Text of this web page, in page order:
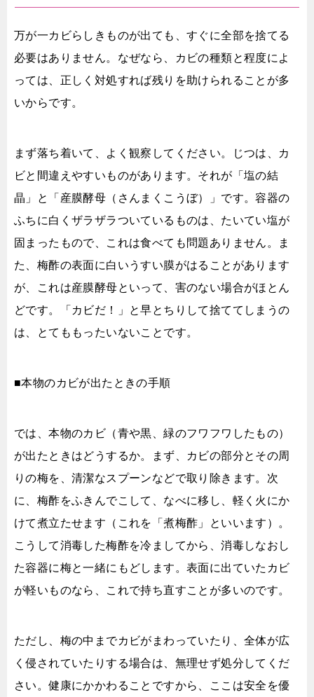
万が一カビらしきものが出ても、すぐに全部を捨てる
必要はありません。なぜなら、カビの種類と程度によ
っては、正しく対処すれば残りを助けられることが多
いからです。
まず落ち着いて、よく観察してください。じつは、カ
ビと間違えやすいものがあります。それが「塩の結
晶」と「産膜酵母（さんまくこうぼ）」です。容器の
ふちに白くザラザラついているものは、たいてい塩が
固まったもので、これは食べても問題ありません。ま
た、梅酢の表面に白いうすい膜がはることがあります
が、これは産膜酵母といって、害のない場合がほとん
どです。「カビだ！」と早とちりして捨ててしまうの
は、とてももったいないことです。
■本物のカビが出たときの手順
では、本物のカビ（青や黒、緑のフワフワしたもの）
が出たときはどうするか。まず、カビの部分とその周
りの梅を、清潔なスプーンなどで取り除きます。次
に、梅酢をふきんでこして、なべに移し、軽く火にか
けて煮立たせます（これを「煮梅酢」といいます）。
こうして消毒した梅酢を冷ましてから、消毒しなおし
た容器に梅と一緒にもどします。表面に出ていたカビ
が軽いものなら、これで持ち直すことが多いのです。
ただし、梅の中までカビがまわっていたり、全体が広
く侵されていたりする場合は、無理せず処分してくだ
さい。健康にかかわることですから、ここは安全を優